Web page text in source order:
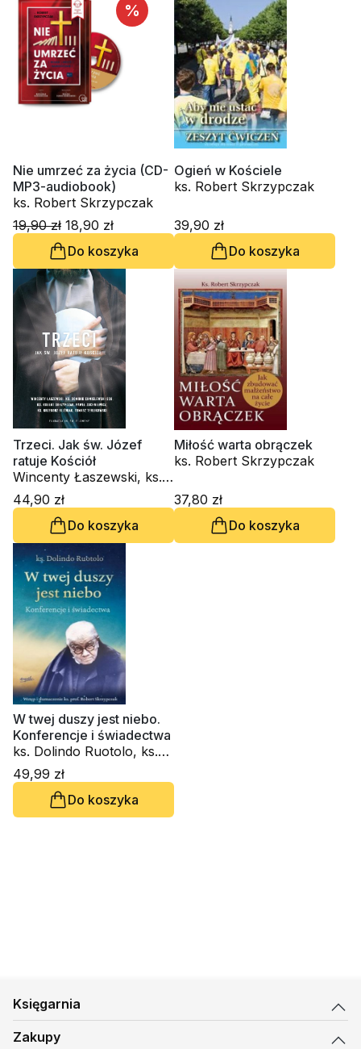
%
Nie umrzeć za życia (CD-
MP3-audiobook)
ks. Robert Skrzypczak
19,90 zł 18,90 zł
Do koszyka
Ogień w Kościele
ks. Robert Skrzypczak
39,90 zł
Do koszyka
Trzeci. Jak św. Józef
ratuje Kościół
Wincenty Łaszewski, ks.
Dominik Chmielewski
SDB, ks. Robert
Skrzypczak, Paweł
Zuchniewicz, Tomasz P.
Terlikowski, ks. Grzegorz
Bliźniak
44,90 zł
Do koszyka
Miłość warta obrączek
ks. Robert Skrzypczak
37,80 zł
Do koszyka
W twej duszy jest niebo.
Konferencje i świadectwa
ks. Dolindo Ruotolo, ks.
Robert Skrzypczak
49,99 zł
Do koszyka
Księgarnia
Zakupy